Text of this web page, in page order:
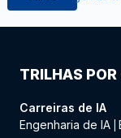
TRILHAS POR
Carreiras de IA
Engenharia de IA